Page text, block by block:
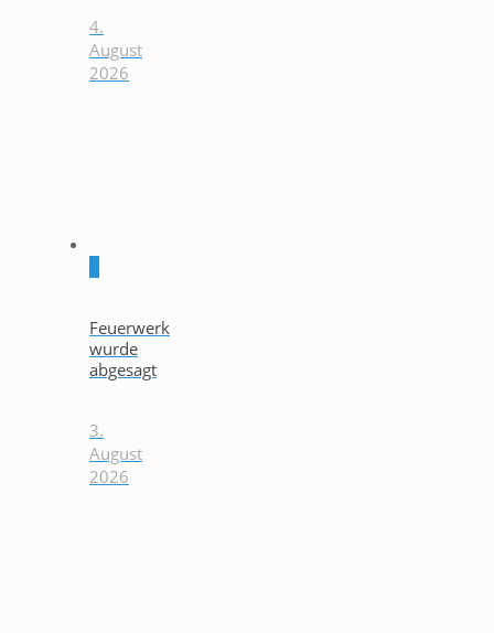
4.
August
2026
Feuerwerk
wurde
abgesagt
3.
August
2026